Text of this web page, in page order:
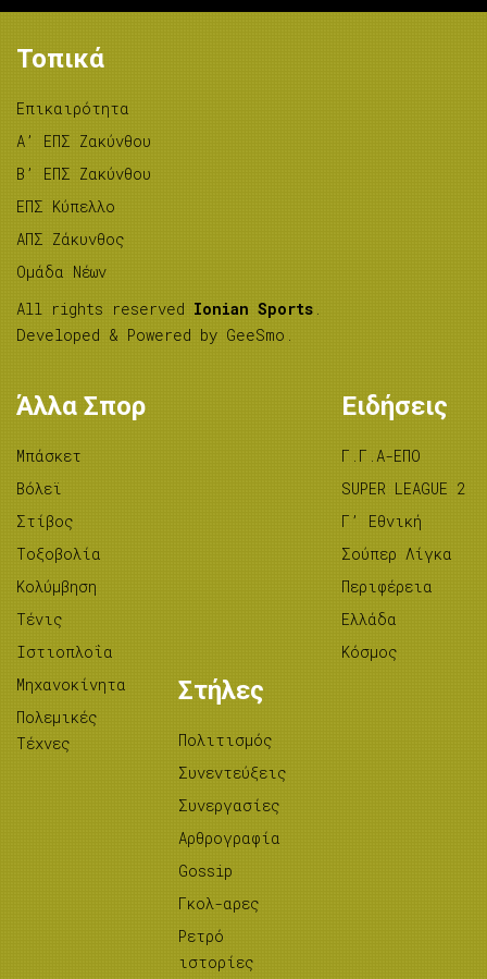
Τοπικά
Επικαιρότητα
A’ ΕΠΣ Ζακύνθου
B’ ΕΠΣ Ζακύνθου
ΕΠΣ Κύπελλο
ΑΠΣ Ζάκυνθος
Ομάδα Νέων
All rights reserved Ionian Sports .
Developed & Powered by GeeSmo .
Άλλα Σπορ
Μπάσκετ
Βόλεϊ
Στίβος
Tοξοβολία
Κολύμβηση
Τένις
Ιστιοπλοΐα
Μηχανοκίνητα
Πολεμικές
Τέχνες
Ειδήσεις
Γ.Γ.Α-ΕΠΟ
SUPER LEAGUE 2
Γ’ Εθνική
Σούπερ Λίγκα
Περιφέρεια
Ελλάδα
Κόσμος
Στήλες
Πολιτισμός
Συνεντεύξεις
Συνεργασίες
Αρθρογραφία
Gossip
Γκολ-αρες
Ρετρό
ιστορίες